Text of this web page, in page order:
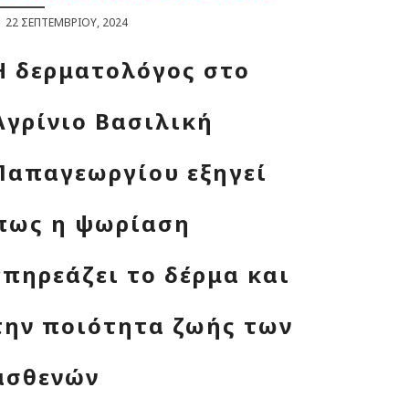
22 ΣΕΠΤΕΜΒΡΊΟΥ, 2024
δερματολόγος στο
Βασιλική
εξηγεί
η ψωρίαση
το δέρμα και
ποιότητα ζωής των